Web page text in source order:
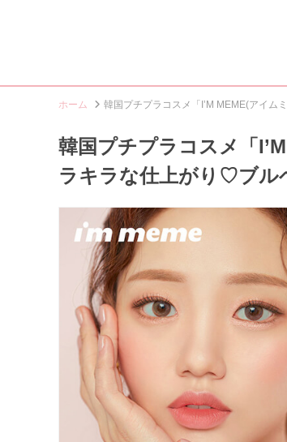
ホーム 韓国プチプラコスメ「I’M MEME(アイム
韓国プチプラコスメ「
ラキラな仕上がり♡ブル